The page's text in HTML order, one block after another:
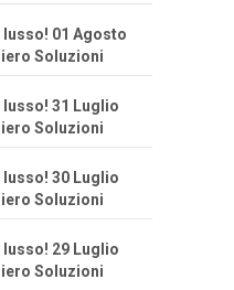
lusso! 01 Agosto
Soluzioni
lusso! 31 Luglio
Soluzioni
lusso! 30 Luglio
Soluzioni
lusso! 29 Luglio
Soluzioni